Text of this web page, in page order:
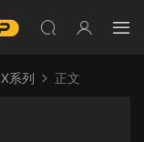
X系列 正文